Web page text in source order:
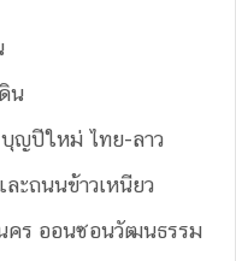
น
ญปีใหม่ ไทย-ลาว
ะถนนข้าวเหนียว
คร ออนซอนวัฒนธรรม